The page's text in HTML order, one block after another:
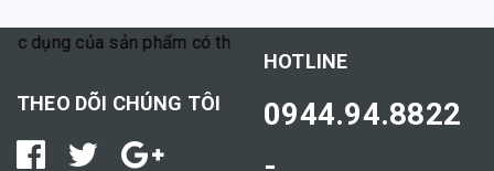
của sản phẩm có thể tùy thuộc vào cơ địa mỗi người."
THEO DÕI CHÚNG TÔI
HOTLINE
0944.94.8822